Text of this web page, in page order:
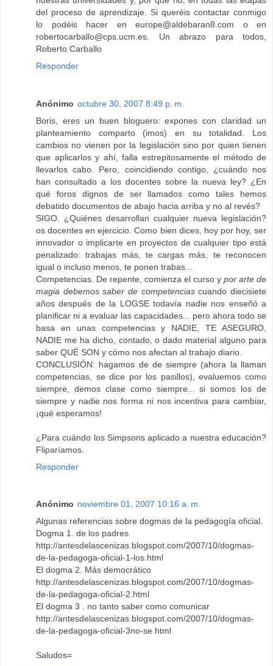
del proceso de aprendizaje. Si queréis contactar conmigo
lo podéis hacer en europe@aldebaran8.com o en
robertocarballo@cps.ucm.es. Un abrazo para todos,
Roberto Carballo
Responder
Anónimo octubre 30, 2007 8:49 p. m.
Boris, eres un buen bloguero: expones con claridad un
planteamiento comparto (imos) en su totalidad. Los
cambios no vienen por la legislación sino por quien tienen
que aplicarlos y ahí, falla estrepitosamente el método de
llevarlos cabo. Pero, coincidiendo contigo, ¿cuándo nos
han consultado a los docentes sobre la nueva ley? ¿En
qué foros dignos de ser llamados como tales hemos
debatido documentos de abajo hacia arriba y no al revés?
SIGO. ¿Quiénes desarrollan cualquier nueva legislación?
os docentes en ejercicio. Como bien dices, hoy por hoy, ser
innovador o implicarte en proyectos de cualquier tipo está
penalizado: trabajas más, te cargas más, te reconocen
igual o incluso menos, te ponen trabas...
Competencias. De repente, comienza el curso y por arte de
magia debemos saber de competenciascuando diecisiete
años después de la LOGSE todavía nadie nos enseñó a
planificar ni a evaluar las capacidades... pero ahora todo se
basa en unas competencias y NADIE, TE ASEGURO,
NADIE me ha dicho, contado, o dado material alguno para
saber QUÉ SON y cómo nos afectan al trabajo diario.
CONCLUSIÓN: hagamos de de siempre (ahora la llaman
competencias, se dice por los pasillos), evaluemos como
siempre, demos clase como siempre... si somos los de
siempre y nadie nos forma ni nos incentiva para cambiar,
¡qué esperamos!
¿Para cuándo los Simpsons aplicado a nuestra educación?
Fliparíamos.
Responder
Anónimo noviembre 01, 2007 10:16 a. m.
Algunas referencias sobre dogmas de la pedagogía oficial.
Dogma 1. de los padres
http://antesdelascenizas.blogspot.com/2007/10/dogmas-
de-la-pedagoga-oficial-1-los.html
El dogma 2. Más democrático
http://antesdelascenizas.blogspot.com/2007/10/dogmas-
de-la-pedagoga-oficial-2.html
El dogma 3 . no tanto saber como comunicar
http://antesdelascenizas.blogspot.com/2007/10/dogmas-
de-la-pedagoga-oficial-3no-se.html
Saludos=